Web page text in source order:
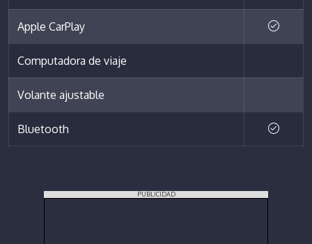
Apple CarPlay
Computadora de viaje
Volante ajustable
Bluetooth
PUBLICIDAD